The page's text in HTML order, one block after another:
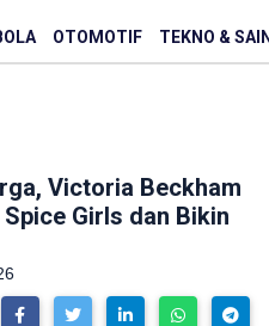
OTOMOTIF TEKNO &
Victoria Beckham
Girls dan Bikin